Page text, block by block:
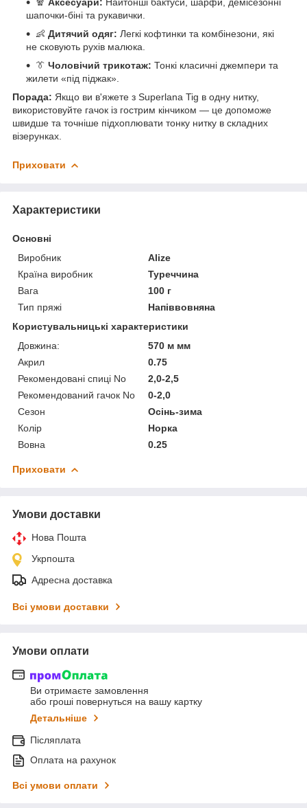
шапочки-біні та рукавички.
👶 Дитячий одяг: Легкі кофтинки та комбінезони, які
не сковують рухів малюка.
👔 Чоловічий трикотаж: Тонкі класичні джемпери та
жилети «під піджак».
Порада: Якщо ви в'яжете з Superlana Tig в одну нитку,
використовуйте гачок із гострим кінчиком — це допоможе
швидше та точніше підхоплювати тонку нитку в складних
візерунках.
Приховати
Характеристики
Основні
Виробник
Alize
Країна виробник
Туреччина
Вага
100 г
Тип пряжі
Напіввовняна
Користувальницькі характеристики
Довжина:
570 м мм
Акрил
0.75
Рекомендовані спиці No
2,0-2,5
Рекомендований гачок No
0-2,0
Сезон
Осінь-зима
Колір
Норка
Вовна
0.25
Приховати
Умови доставки
Нова Пошта
Укрпошта
Адресна доставка
Всі умови доставки
Умови оплати
Ви отримаєте замовлення
або гроші повернуться на вашу картку
Детальніше
Післяплата
Оплата на рахунок
Всі умови оплати